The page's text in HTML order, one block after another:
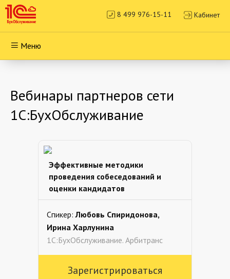
8 499 976-15-11 Кабинет
Меню
Вебинары партнеров сети
1С:БухОбслуживание
Эффективные методики
проведения собеседований и
оценки кандидатов
Спикер:Любовь Спиридонова,
Ирина Харлунина
1С:БухОбслуживание. Арбитранс
Зарегистрироваться